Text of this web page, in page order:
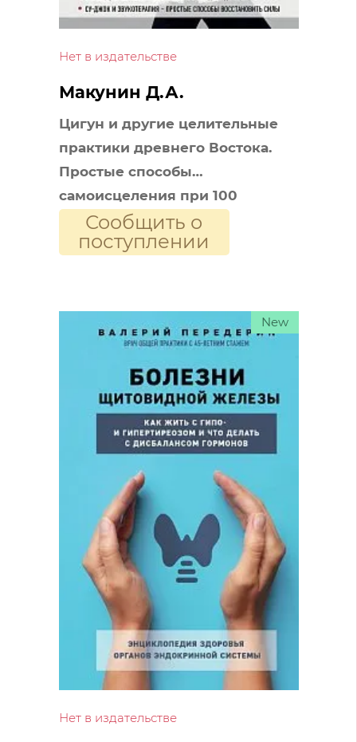
Нет в издательстве
Макунин Д.А.
Цигун и другие целительные
практики древнего Востока.
Простые способы
самоисцеления при 100
заболеваниях
Сообщить о
поступлении
Нет в издательстве
New